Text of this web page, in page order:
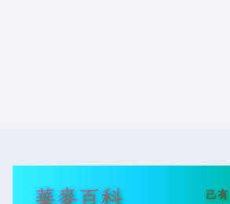
華麥百科 已有